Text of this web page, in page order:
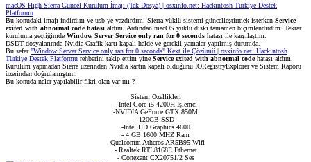
macOS High Sierra Güncel Kurulum İmajı (Tek Dosya) | osxinfo.net: Hackintosh Türkiye Destek
Platformu
Bu konudaki imajı indirdim ve usb ye yazdırdım. Sierra yüklü sistemi güncelleştirmek isterken Service
exited with abnormal code hatası aldım. Ardından macOS yüklü diski tamamen biçimlendirdim. Tekrar
kuruluma geçtiğimde Window Server Service only ran for 0 seconds hatası ile karşılaştım.
DSDT dosyalarımda Nvidia Grafik kartı kapalı halde ve gerekli yamalar yapılmış durumda.
Bu sefer"Window Server Service only ran for 0 seconds" Kext ile Çözümü | osxinfo.net: Hackintosh
Türkiye Destek Platformu rehberini takip ettim yine Service exited with abnormal codehatası aldım.
Kurulum yapmadan Sierra üzerinden Nvidia kartın kapalı olduğunu IORegistryExplorer ve Sistem Raporu
üzerinden doğrulamıştım.
Bu konuda neler yapılabilir fikri olan var mı ?
Sistem Özellikleri
- Intel Core i5-4200H İşlemci
-NVIDIA GeForce GTX 850M
-120GB SSD
-Intel HD Graphics 4600
- 4 GB 1600 MHZ Ram
- Qualcomm Atheros AR5B95 Wifi
- Realtek RTL8168E Ethernet
- Conexant CX20751/2 Ses​